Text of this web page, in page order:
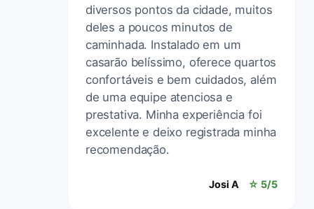
diversos pontos da cidade, muitos
deles a poucos minutos de
caminhada. Instalado em um
casarão belíssimo, oferece quartos
confortáveis e bem cuidados, além
de uma equipe atenciosa e
prestativa. Minha experiência foi
excelente e deixo registrada minha
recomendação.
Josi A ☆ 5/5